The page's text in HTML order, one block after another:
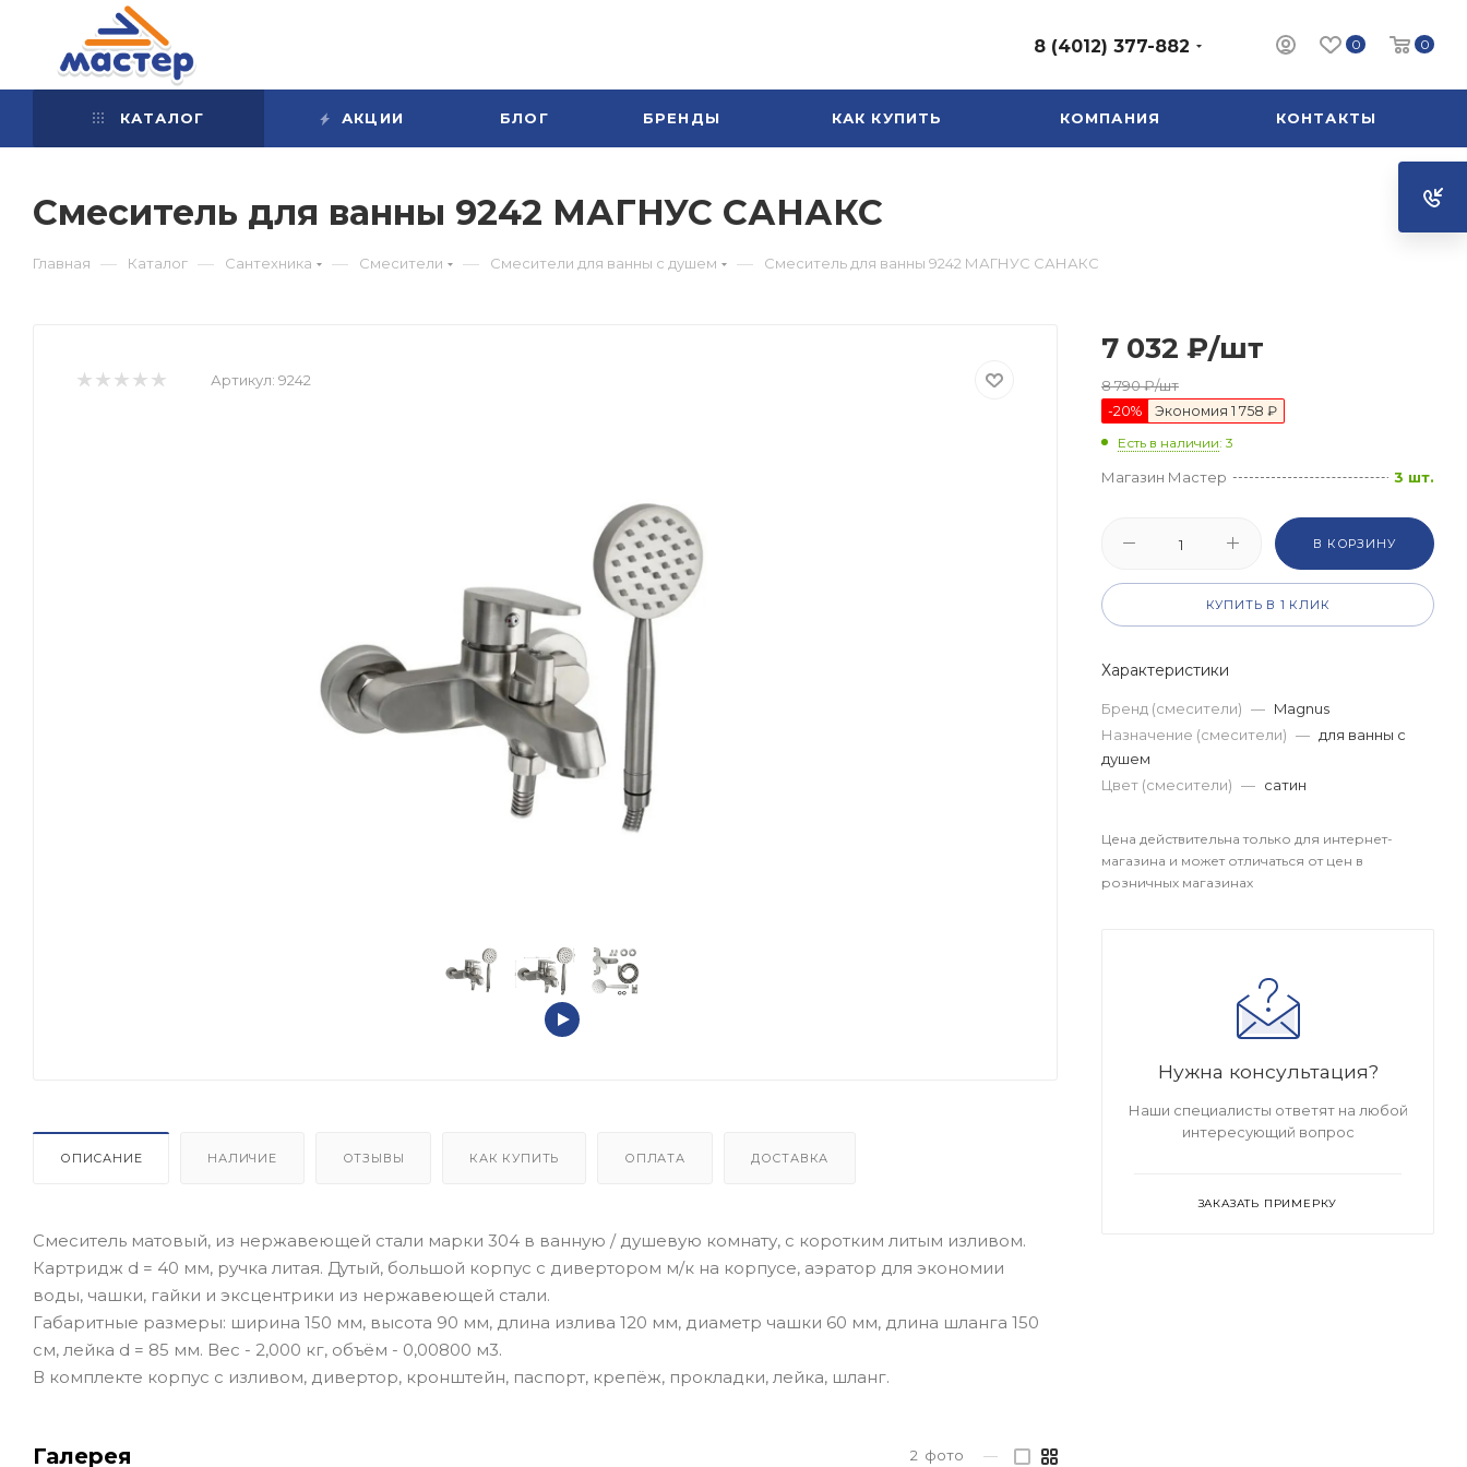
0 0
8 (4012) 377-882
КАТАЛОГ АКЦИИ БЛОГ БРЕНДЫ КАК КУПИТЬ КОМПАНИЯ КОНТАКТЫ
Смеситель для ванны 9242 МАГНУС САНАКС
Главная — Каталог — Сантехника — Смесители — Смесители для ванны с душем — Смеситель для ванны 9242 МАГНУС САНАКС
Артикул: 9242
ОПИСАНИЕ НАЛИЧИЕ ОТЗЫВЫ КАК КУПИТЬ ОПЛАТА ДОСТАВКА
Смеситель матовый, из нержавеющей стали марки 304 в ванную / душевую комнату, с коротким литым изливом.
Картридж d = 40 мм, ручка литая. Дутый, большой корпус с дивертором м/к на корпусе, аэратор для экономии
воды, чашки, гайки и эксцентрики из нержавеющей стали.
Габаритные размеры: ширина 150 мм, высота 90 мм, длина излива 120 мм, диаметр чашки 60 мм, длина шланга 150
см, лейка d = 85 мм. Вес - 2,000 кг, объём - 0,00800 м3.
В комплекте корпус с изливом, дивертор, кронштейн, паспорт, крепёж, прокладки, лейка, шланг.
Галерея 2 фото —
7 032 ₽/шт
8 790₽/шт
-20% Экономия 1 758 ₽
Есть в наличии: 3
Магазин Мастер 3 шт.
В КОРЗИНУ
КУПИТЬ В 1 КЛИК
Характеристики
Бренд (смесители) — Magnus
Назначение (смесители) — для ванны с
душем
Цвет (смесители) — сатин
Цена действительна только для интернет-
магазина и может отличаться от цен в
розничных магазинах
Нужна консультация?
Наши специалисты ответят на любой
интересующий вопрос
ЗАКАЗАТЬ ПРИМЕРКУ